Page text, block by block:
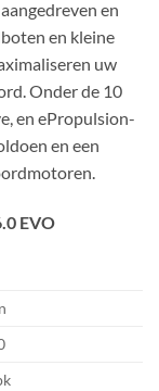
en
en kleine
uw
Onder de 10
en ePropulsion-
en een
EVO